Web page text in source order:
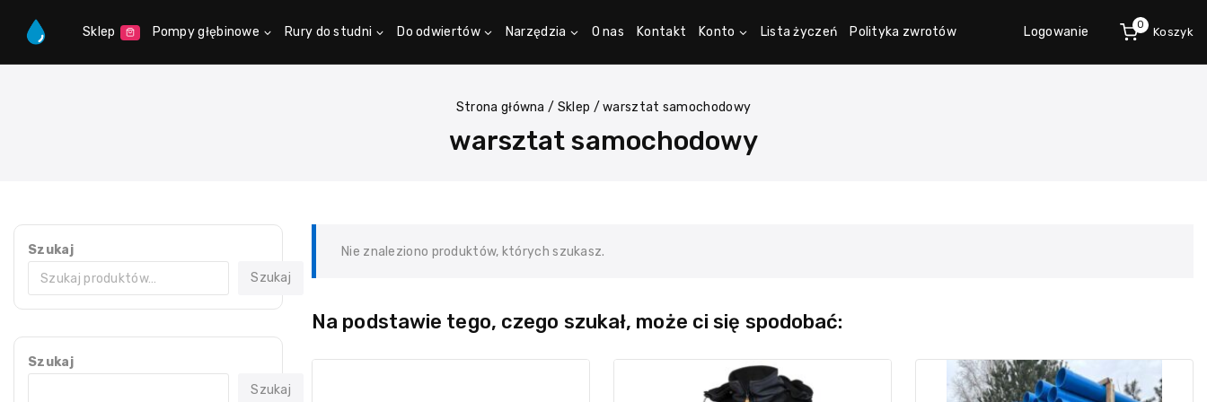
Sklep Pompy głębinowe Rury do studni Do odwiertów Narzędzia O nas Kontakt Konto Lista życzeń Polityka zwrotów Logowanie 0
Koszyk
Strona główna / Sklep / warsztat samochodowy
warsztat samochodowy
Nie znaleziono produktów, których szukasz.
Na podstawie tego, czego szukał, może ci się spodobać:
Szukaj
Szukaj
Szukaj
Szukaj